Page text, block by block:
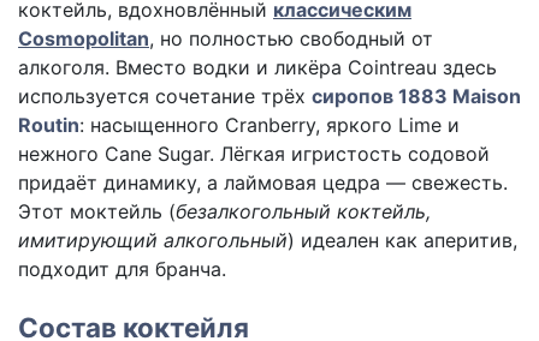
коктейль, вдохновлённый классическим
Cosmopolitan, но полностью свободный от
алкоголя. Вместо водки и ликёра Cointreau здесь
используется сочетание трёх сиропов 1883 Maison
Routin: насыщенного Cranberry, яркого Lime и
нежного Cane Sugar. Лёгкая игристость содовой
придаёт динамику, а лаймовая цедра — свежесть.
Этот моктейль (безалкогольный коктейль,
имитирующий алкогольный) идеален как аперитив,
подходит для бранча.
Состав коктейля